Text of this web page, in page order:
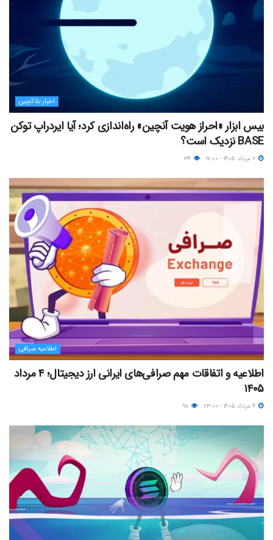
اخبار بلاکچین
بیس ابزار «احراز هویت آنچین» راه‌اندازی کرد؛ آیا ایردراپ توکن
BASE نزدیک‌ است؟
اطلاعیه صرافی
اطلاعیه و اتفاقات مهم صرافی‌های ایرانی ارز دیجیتال؛ ۴ مرداد
۱۴۰۵